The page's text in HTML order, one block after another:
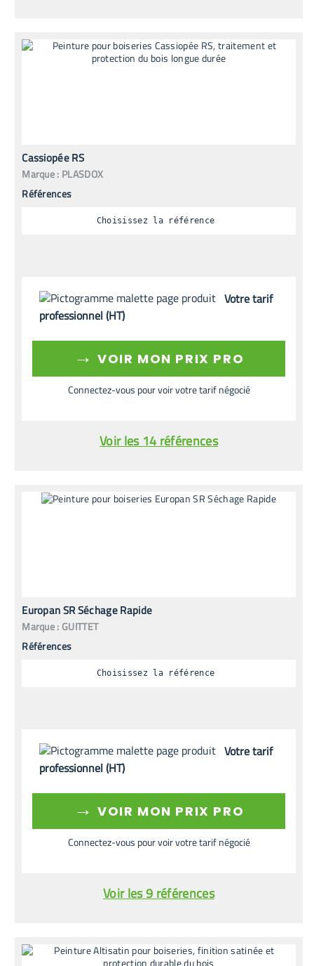
Cassiopée RS
Marque : PLASDOX
Références
Choisissez la référence
Votre tarif
professionnel (HT)
→ VOIR MON PRIX PRO
Connectez-vous pour voir votre tarif négocié
Voir les 14 références
Europan SR Séchage Rapide
Marque : GUITTET
Références
Choisissez la référence
Votre tarif
professionnel (HT)
→ VOIR MON PRIX PRO
Connectez-vous pour voir votre tarif négocié
Voir les 9 références